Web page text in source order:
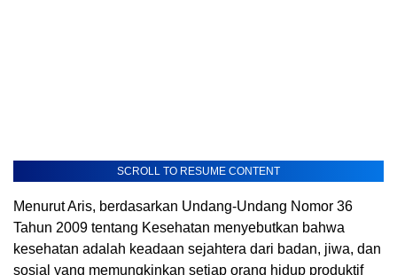
SCROLL TO RESUME CONTENT
Menurut Aris, berdasarkan Undang-Undang Nomor 36
Tahun 2009 tentang Kesehatan menyebutkan bahwa
kesehatan adalah keadaan sejahtera dari badan, jiwa, dan
sosial yang memungkinkan setiap orang hidup produktif